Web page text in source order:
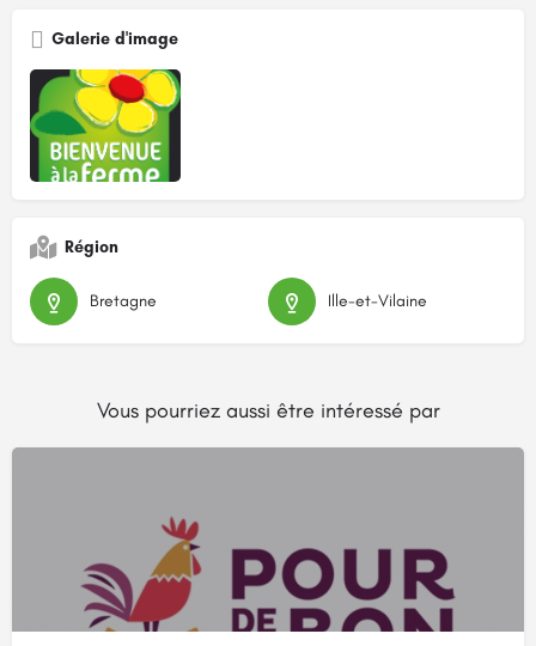
Galerie d'image
Région
Bretagne Ille-et-Vilaine
Vous pourriez aussi être intéressé par